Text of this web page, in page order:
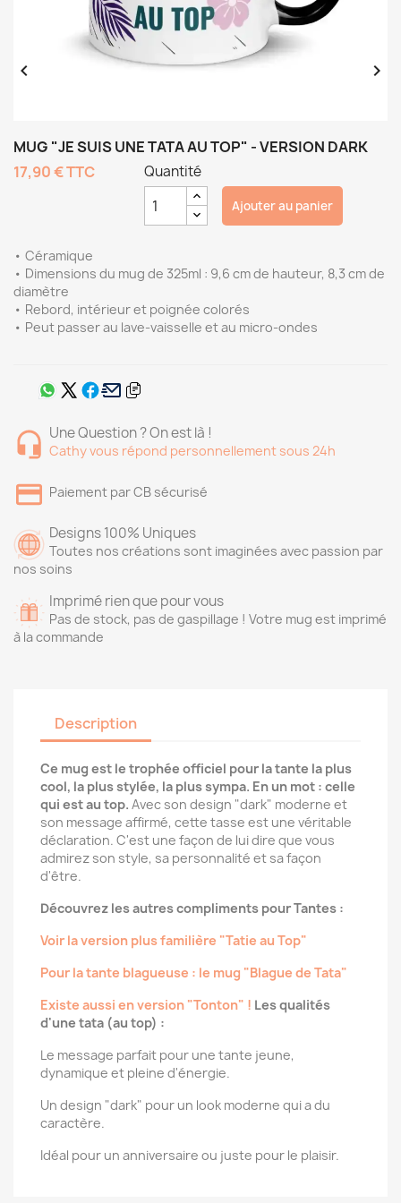
 
MUG "JE SUIS UNE TATA AU TOP" - VERSION DARK
17,90 €TTC
• Céramique
• Dimensions du mug de 325ml : 9,6 cm de hauteur, 8,3 cm de
diamètre
• Rebord, intérieur et poignée colorés
• Peut passer au lave-vaisselle et au micro-ondes
Quantité
Ajouter au panier
Une Question ? On est là !
Cathy vous répond personnellement sous 24h
Paiement par CB sécurisé
Designs 100% Uniques
Toutes nos créations sont imaginées avec passion par
nos soins
Imprimé rien que pour vous
Pas de stock, pas de gaspillage ! Votre mug est imprimé
à la commande
Description
Ce mug est le trophée officiel pour la tante la plus
cool, la plus stylée, la plus sympa. En un mot : celle
qui est au top. Avec son design "dark" moderne et
son message affirmé, cette tasse est une véritable
déclaration. C'est une façon de lui dire que vous
admirez son style, sa personnalité et sa façon
d'être.
Découvrez les autres compliments pour Tantes :
Voir la version plus familière "Tatie au Top"
Pour la tante blagueuse : le mug "Blague de Tata"
Existe aussi en version "Tonton" ! Les qualités
d'une tata (au top) :
Le message parfait pour une tante jeune,
dynamique et pleine d'énergie.
Un design "dark" pour un look moderne qui a du
caractère.
Idéal pour un anniversaire ou juste pour le plaisir.